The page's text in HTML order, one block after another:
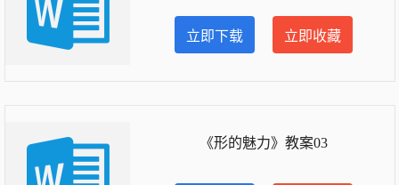
立即下载 立即收藏
《形的魅力》教案03